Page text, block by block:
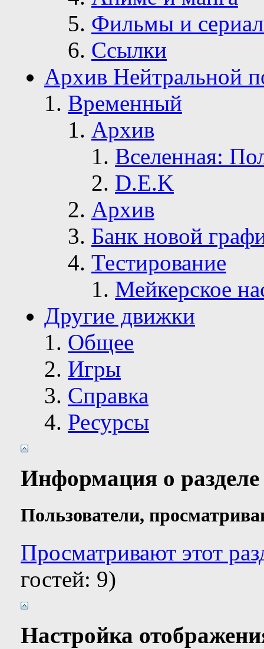
Фильмы и
Ссылки
Архив Нейтральной
Временный
Архив
Вселенная:
D.E.K
Архив
Банк новой
Тестирование
Мейкерское
Другие движки
Общее
Игры
Справка
Ресурсы
Информация о
Пользователи,
Просматривают этот
гостей: 9)
Настройка